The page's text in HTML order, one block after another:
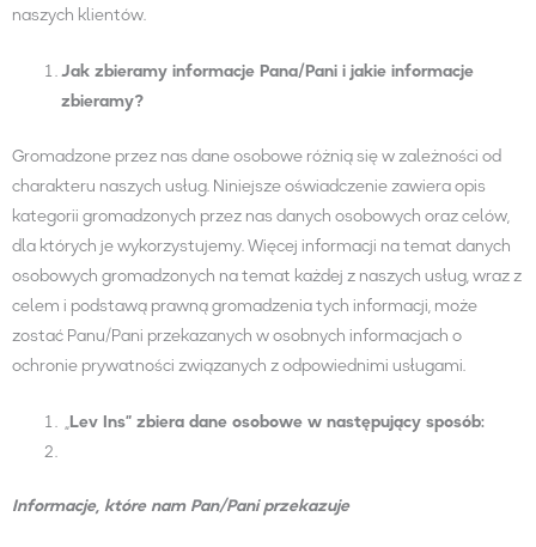
naszych klientów.
Jak zbieramy informacje Pana/Panii jakie informacje
zbieramy?
Gromadzone przez nas dane osobowe różnią się w zależności od
charakteru naszych usług. Niniejsze oświadczenie zawiera opis
kategorii gromadzonych przez nas danych osobowych oraz celów,
dla których je wykorzystujemy. Więcej informacji na temat danych
osobowych gromadzonych na temat każdej z naszych usług, wraz z
celem i podstawą prawną gromadzenia tych informacji, może
zostać Panu/Pani przekazanych w osobnych informacjach o
ochronie prywatności związanych z odpowiednimi usługami.
„Lev Ins” zbiera dane osobowe w następujący sposób:
Informacje, które namPan/Paniprzekazuje